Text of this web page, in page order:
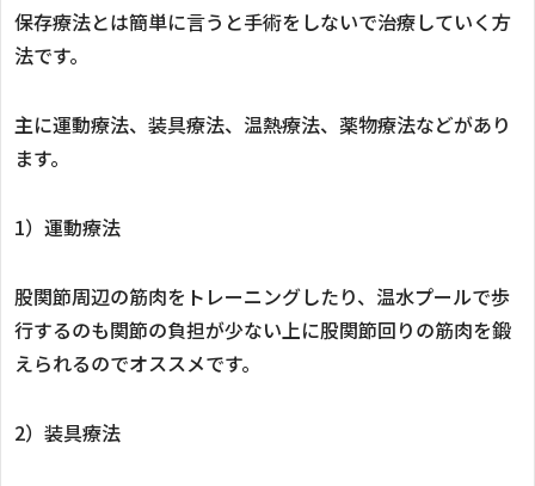
保存療法とは簡単に言うと手術をしないで治療していく方
法です。
主に運動療法、装具療法、温熱療法、薬物療法などがあり
ます。
1）運動療法
股関節周辺の筋肉をトレーニングしたり、温水プールで歩
行するのも関節の負担が少ない上に股関節回りの筋肉を鍛
えられるのでオススメです。
2）装具療法